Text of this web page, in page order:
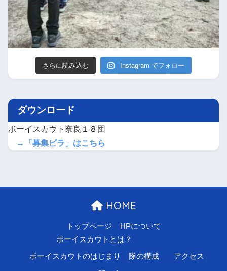
さらに読み込む Instagram でフォロー
ダウンロード
ボーイスカウト奈良１８団
→「募集ビラ」はこちら
HOME
トップページ
HPについて
ボーイスカウトとは？
ボーイスカウトのはじまり 隊の構成 アクセス